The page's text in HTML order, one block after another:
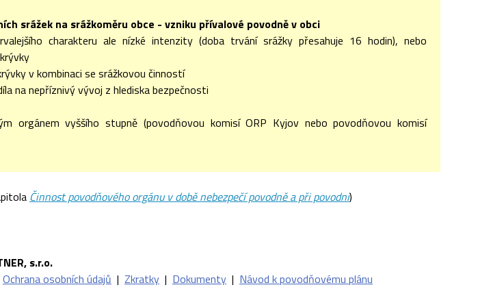
srážek na srážkoměru obce - vzniku přívalové povodně v obci
charakteru ale nízké intenzity (doba trvání srážky přesahuje 16 hodin), nebo
v kombinaci se srážkovou činností
na nepříznivý vývoj z hlediska bezpečnosti
orgánem vyššího stupně (povodňovou komisí ORP Kyjov nebo povodňovou komisí
Činnost povodňového orgánu v době nebezpečí povodně a při povodni)
s.r.o.
Ochrana osobních údajů | Zkratky | Dokumenty | Návod k povodňovému plánu